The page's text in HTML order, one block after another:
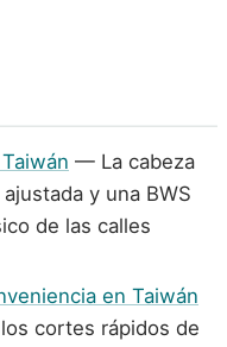
— La cabeza
y una BWS
de las calles
en Taiwán
cortes rápidos de